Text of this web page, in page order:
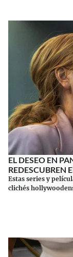
EL DESEO EN
REDESCUBREN
Estas series y
clichés